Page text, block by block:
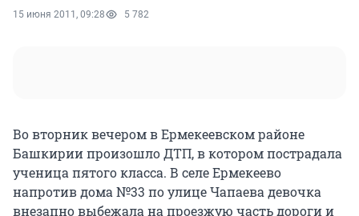
15 июня 2011, 09:28 5 782
Во вторник вечером в Ермекеевском районе
Башкирии произошло ДТП, в котором пострадала
ученица пятого класса. В селе Ермекеево
напротив дома №33 по улице Чапаева девочка
внезапно выбежала на проезжую часть дороги и